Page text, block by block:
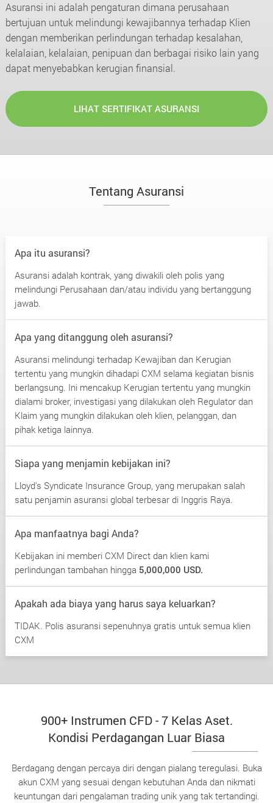
Asuransi ini adalah pengaturan dimana perusahaan
bertujuan untuk melindungi kewajibannya terhadap Klien
dengan memberikan perlindungan terhadap kesalahan,
kelalaian, kelalaian, penipuan dan berbagai risiko lain yang
dapat menyebabkan kerugian finansial.
LIHAT SERTIFIKAT ASURANSI
Tentang Asuransi
Apa itu asuransi?
Asuransi adalah kontrak, yang diwakili oleh polis yang
melindungi Perusahaan dan/atau individu yang bertanggung
jawab.
Apa yang ditanggung oleh asuransi?
Asuransi melindungi terhadap Kewajiban dan Kerugian
tertentu yang mungkin dihadapi CXM selama kegiatan bisnis
berlangsung. Ini mencakup Kerugian tertentu yang mungkin
dialami broker, investigasi yang dilakukan oleh Regulator dan
Klaim yang mungkin dilakukan oleh klien, pelanggan, dan
pihak ketiga lainnya.
Siapa yang menjamin kebijakan ini?
Lloyd's Syndicate Insurance Group, yang merupakan salah
satu penjamin asuransi global terbesar di Inggris Raya.
Apa manfaatnya bagi Anda?
Kebijakan ini memberi CXM Direct dan klien kami
perlindungan tambahan hingga 5,000,000 USD.
Apakah ada biaya yang harus saya keluarkan?
TIDAK. Polis asuransi sepenuhnya gratis untuk semua klien
CXM
900+ Instrumen CFD - 7 Kelas Aset.
Kondisi Perdagangan Luar Biasa
Berdagang dengan percaya diri dengan pialang teregulasi. Buka
akun CXM yang sesuai dengan kebutuhan Anda dan nikmati
keuntungan dari pengalaman trading unik yang tak tertandingi.